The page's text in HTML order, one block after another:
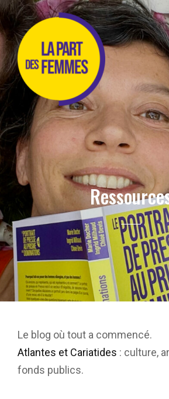
Le blog où tout a commencé.
Atlantes et Cariatides : culture,
fonds publics.